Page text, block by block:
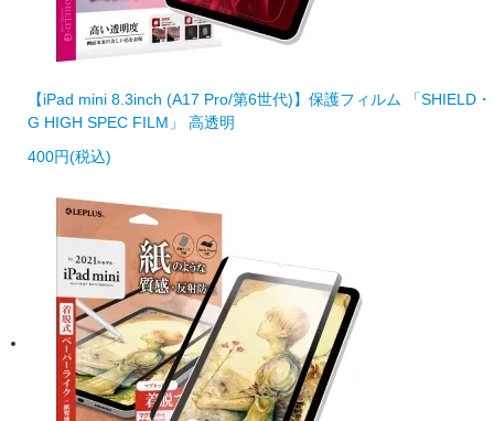
【iPad mini 8.3inch (A17 Pro/第6世代)】保護フィルム 「SHIELD・
G HIGH SPEC FILM」 高透明
400円(税込)